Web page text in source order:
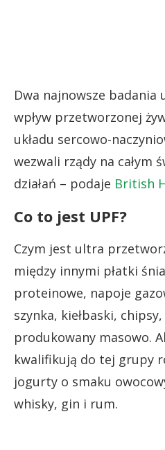
Dwa najnowsze badania
wpływ przetworzonej
układu sercowo-
wezwali rządy na całym
działań – podaje British
Co to jest UPF?
Czym jest ultra
między innymi płatki
proteinowe, napoje
szynka, kiełbaski,
produkowany masowo.
kwalifikują do tej grupy
jogurty o smaku
whisky, gin i rum.